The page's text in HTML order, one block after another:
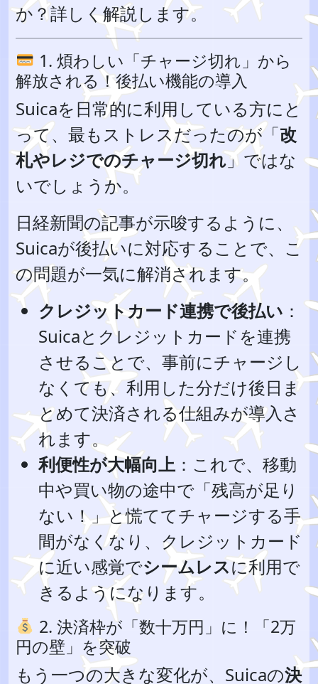
か？詳しく解説します。
1. 煩わしい「チャージ切れ」から
解放される！後払い機能の導入
Suicaを日常的に利用している方にと
って、最もストレスだったのが「改
札やレジでのチャージ切れ 」ではな
いでしょうか。
日経新聞の記事が示唆するように、
Suicaが後払いに対応することで、こ
の問題が一気に解消されます。
クレジットカード連携で後払い ：
Suicaとクレジットカードを連携
させることで、事前にチャージし
なくても、利用した分だけ後日ま
とめて決済される仕組みが導入さ
れます。
利便性が大幅向上 ：これで、移動
中や買い物の途中で「残高が足り
ない！」と慌ててチャージする手
間がなくなり、クレジットカード
に近い感覚でシームレスに利用で
きるようになります。
2. 決済枠が「数十万円」に！「2万
円の壁」を突破
もう一つの大きな変化が、Suicaの決